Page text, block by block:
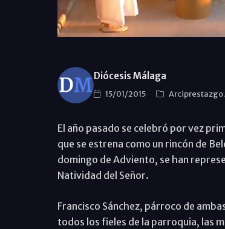
Diócesis Málaga
15/01/2015 Arciprestazgo
El año pasado se celebró por vez
que se estrena como un rincón de
domingo de Adviento, se han
Natividad del Señor.
Francisco Sánchez, párroco de
todos los fieles de la parroquia, las